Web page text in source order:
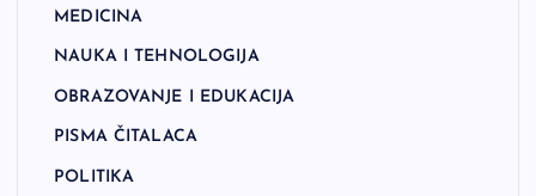
MEDICINA
NAUKA I TEHNOLOGIJA
OBRAZOVANJE I EDUKACIJA
PISMA ČITALACA
POLITIKA